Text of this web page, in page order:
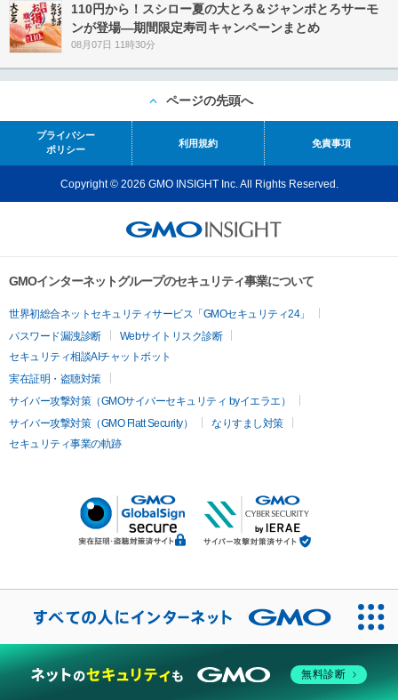
110円から！スシロー夏の大とろ＆ジャンボとろサーモ
ンが登場―期間限定寿司キャンペーンまとめ
08月07日 11時30分
ページの先頭へ
プライバシー
ポリシー
利用規約 免責事項
Copyright © 2026 GMO INSIGHT Inc. All Rights Reserved.
GMOインターネットグループのセキュリティ事業について
世界初総合ネットセキュリティサービス「GMOセキュリティ24」
パスワード漏洩診断
Webサイトリスク診断
セキュリティ相談AIチャットボット
実在証明・盗聴対策
サイバー攻撃対策（GMOサイバーセキュリティ byイエラエ）
サイバー攻撃対策（GMO Flatt Security）
なりすまし対策
セキュリティ事業の軌跡
無料診断